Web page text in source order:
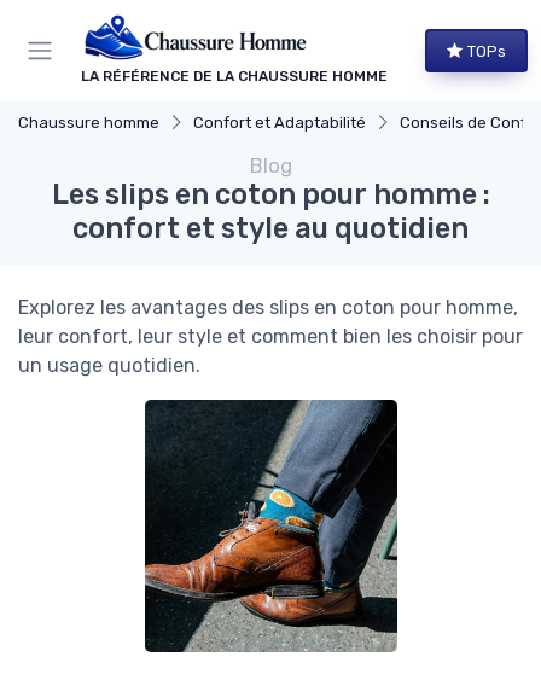
LA RÉFÉRENCE DE LA CHAUSSURE HOMME
TOPs
Chaussure homme Confort et Adaptabilité Conseils de Confort au
Blog
Les slips en coton pour homme :
confort et style au quotidien
Explorez les avantages des slips en coton pour homme,
leur confort, leur style et comment bien les choisir pour
un usage quotidien.
Panneau de gestion des cookies